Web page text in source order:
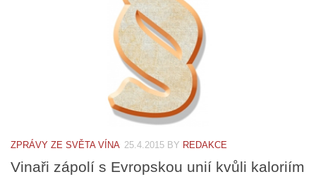
ZPRÁVY ZE SVĚTA VÍNA 25.4.2015 BY REDAKCE
Vinaři zápolí s Evropskou unií kvůli kaloriím